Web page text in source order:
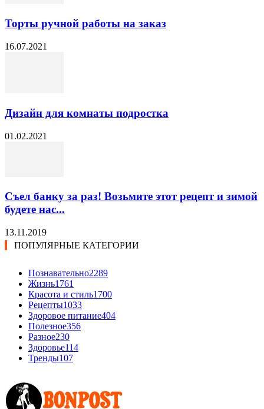
Торты ручной работы на заказ
16.07.2021
Дизайн для комнаты подростка
01.02.2021
Съел банку за раз! Возьмите этот рецепт и зимой
будете нас...
13.11.2019
ПОПУЛЯРНЫЕ КАТЕГОРИИ
Познавательно2289
Жизнь1761
Красота и стиль1700
Рецепты1033
Здоровое питание404
Полезное356
Разное230
Здоровье114
Тренды107